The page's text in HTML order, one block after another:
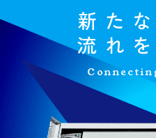
新た
流れ